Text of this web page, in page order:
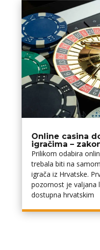
Online casina
igračima –
Prilikom odabira
trebala biti na
igrača iz Hrvatske.
pozornost je valjana
dostupna hrvatskim